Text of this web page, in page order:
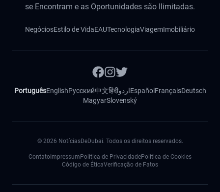
se Encontram e as Oportunidades são Ilimitadas.
NegóciosEstilo de VidaEAUTecnologiaViagemImobiliário
PortuguêsEnglishРусский中文हिंदीاردوEspañol FrançaisDeutsch
MagyarSlovenský
© 2026 NotíciasDeDubai. Todos os direitos reservados.
Contato Impressum Política de PrivacidadePolítica de Cookies
Código de ÉticaVerificação de Fatos